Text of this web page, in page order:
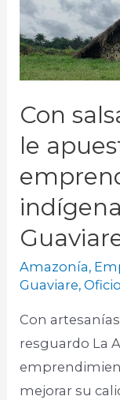
Con
le
Amazonía,
Guaviare,
Con
resguardo La
mejorar su